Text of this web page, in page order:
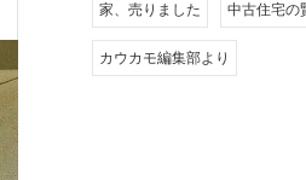
家、売りました 中古住宅の
カウカモ編集部より